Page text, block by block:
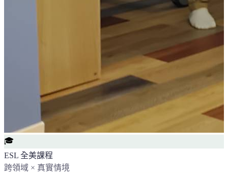
🎓
ESL 全美課程
跨領域 × 真實情境